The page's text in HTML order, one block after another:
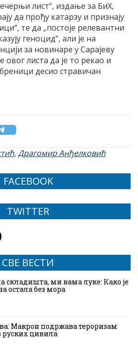
лист“, издање за БиХ,
да прођу катарзу и признају
те да „постоје релевантни
геноцид“, али је на
за новинаре у Сарајеву
листа да је то рекао и
десио стравичан
,Драгомир Анђелковић
FACEBOOK
TWITTER
СВЕ ВЕСТИ
складишта, ми вама луке: Како је
остала без мора
Макрон подржава тероризам
руских цивила